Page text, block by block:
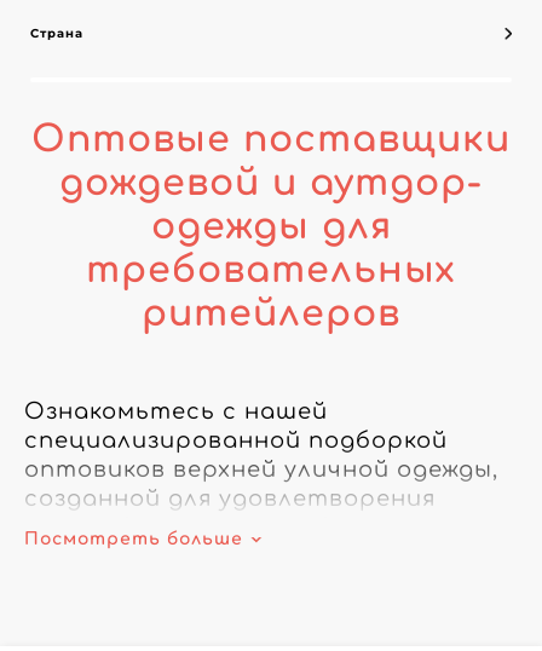
Страна
Оптовые поставщики
дождевой и аутдор-
одежды для
требовательных
ритейлеров
Ознакомьтесь с нашей
специализированной подборкой
оптовиков верхней уличной одежды,
созданной для удовлетворения
разнообразных потребностей
Посмотреть больше